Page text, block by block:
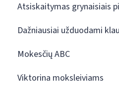
Atsiskaitymas grynaisiais
Dažniausiai užduodami
Mokesčių ABC
Viktorina moksleiviams